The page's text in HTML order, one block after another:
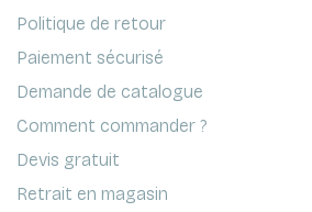
Politique de retour
Paiement sécurisé
Demande de catalogue
Comment commander ?
Devis gratuit
Retrait en magasin